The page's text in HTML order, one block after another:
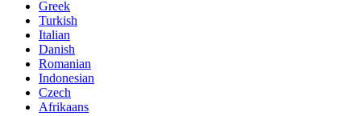
Greek
Turkish
Italian
Danish
Romanian
Indonesian
Czech
Afrikaans